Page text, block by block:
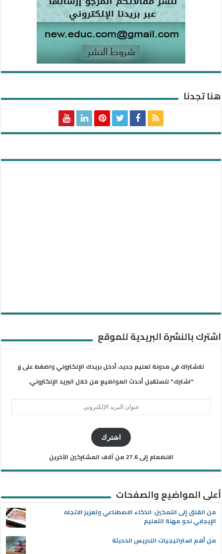
هنا تجدنا
اشترك بالنشرة البريدية للموقع
للاشتراك في مدونة تعليم جديد، أدخل بريدك الإلكتروني واضغط على زر
"اشترك" لتستقبل أحدث المواضيع من خلال البريد الإلكتروني.
اشترك
الانضمام إلى 27.6 من آلاف المشتركين الآخرين
أعلى المواضيع والصفحات
من القلق إلى التمكين: الذكاء الاصطناعي وتعزيز الاتجاه
الإيجابي نحو مهنة التعليم
من أهم استراتيجيات التدريس الحديثة